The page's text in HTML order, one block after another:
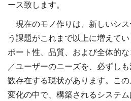
ース致します。
現在のモノ作りは、新しいシ
う課題がこれまで以上に増えて
ポート性、品質、および全体的
／ユーザーのニーズを、必ずし
数存在する現状があります。こ
変化の中で、構築されるシステム